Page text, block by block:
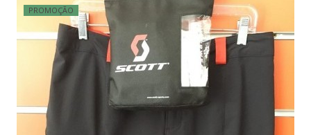
PROMOÇÃO